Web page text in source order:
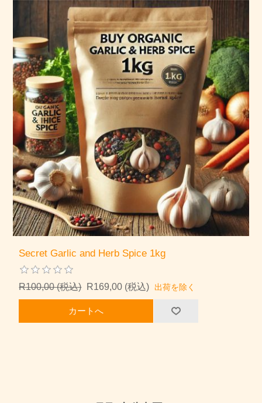
Secret Garlic and Herb Spice 1kg
R100,00 (税込) R169,00 (税込) 出荷を除く
カートへ